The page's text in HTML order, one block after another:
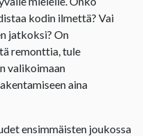
kodin ilmettä? Vai
jatkoksi? On
remonttia, tule
valikoimaan
aina
ensimmäisten joukossa